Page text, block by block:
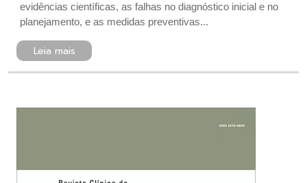
evidências científicas, as falhas no diagnóstico inicial e no
planejamento, e as medidas preventivas...
Leia mais